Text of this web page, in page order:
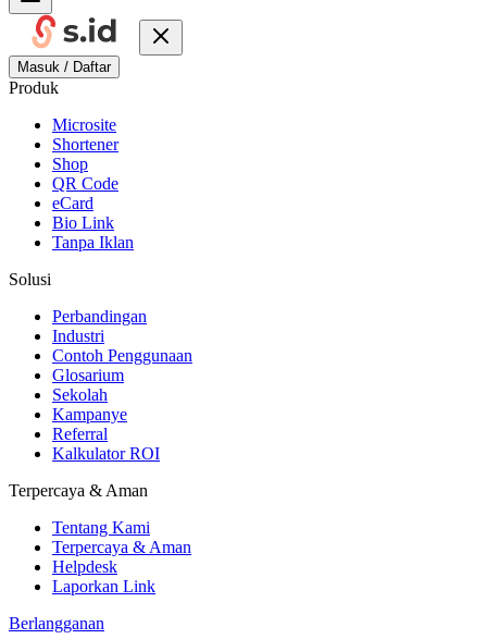
Masuk / Daftar
Produk
Microsite
Shortener
Shop
QR Code
eCard
Bio Link
Tanpa Iklan
Solusi
Perbandingan
Industri
Contoh Penggunaan
Glosarium
Sekolah
Kampanye
Referral
Kalkulator ROI
Terpercaya & Aman
Tentang Kami
Terpercaya & Aman
Helpdesk
Laporkan Link
Berlangganan